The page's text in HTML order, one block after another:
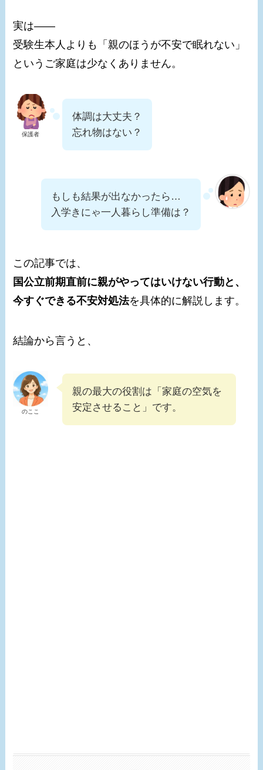
実は――
受験生本人よりも「親のほうが不安で眠れない」
というご家庭は少なくありません。
保護者
体調は大丈夫？
忘れ物はない？
もしも結果が出なかったら…
入学きにゃ一人暮らし準備は？
この記事では、
国公立前期直前に親がやってはいけない行動と、
今すぐできる不安対処法を具体的に解説します。
結論から言うと、
のここ
親の最大の役割は「家庭の空気を
安定させること」です。